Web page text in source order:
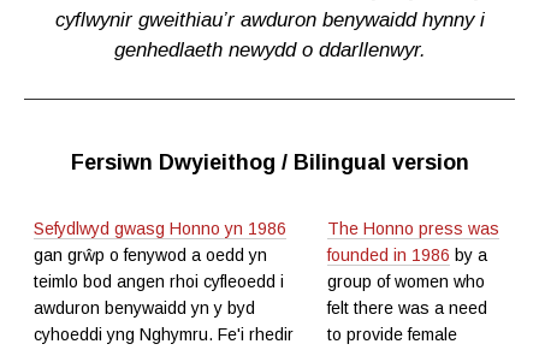
cyflwynir gweithiau’r awduron benywaidd hynny i
genhedlaeth newydd o ddarllenwyr.
Fersiwn Dwyieithog / Bilingual version
Sefydlwyd gwasg Honno yn 1986
gan grŵp o fenywod a oedd yn
teimlo bod angen rhoi cyfleoedd i
awduron benywaidd yn y byd
cyhoeddi yng Nghymru. Fe'i rhedir
The Honno press was
founded in 1986 by a
group of women who
felt there was a need
to provide female